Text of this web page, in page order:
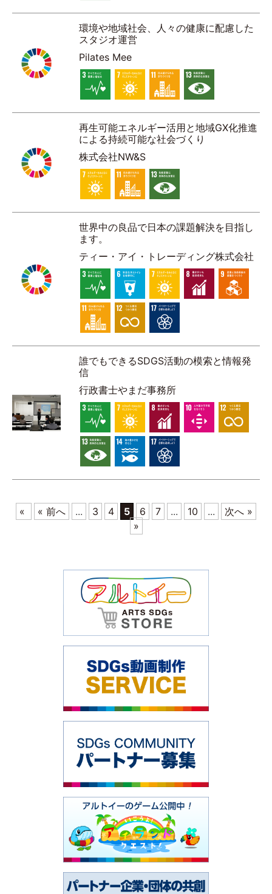
環境や地域社会、人々の健康に配慮した
スタジオ運営
Pilates Mee
再生可能エネルギー活用と地域GX化推進
による持続可能な社会づくり
株式会社NW&S
世界中の良品で日本の課題解決を目指し
ます。
ティー・アイ・トレーディング株式会社
誰でもできるSDGS活動の模索と情報発
信
行政書士やまだ事務所
« « 前へ ... 3 4 5 6 7 ... 10 ...
次へ »
»